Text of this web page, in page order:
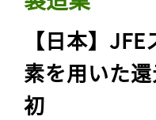
【日本】
素を用いた
初